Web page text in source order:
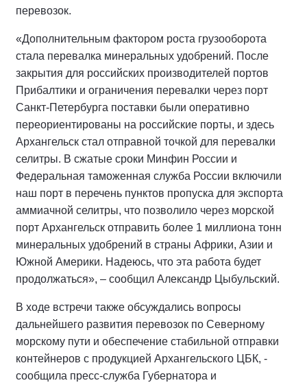
перевозок.
«Дополнительным фактором роста грузооборота
стала перевалка минеральных удобрений. После
закрытия для российских производителей портов
Прибалтики и ограничения перевалки через порт
Санкт-Петербурга поставки были оперативно
переориентированы на российские порты, и здесь
Архангельск стал отправной точкой для перевалки
селитры. В сжатые сроки Минфин России и
Федеральная таможенная служба России включили
наш порт в перечень пунктов пропуска для экспорта
аммиачной селитры, что позволило через морской
порт Архангельск отправить более 1 миллиона тонн
минеральных удобрений в страны Африки, Азии и
Южной Америки. Надеюсь, что эта работа будет
продолжаться», – сообщил Александр Цыбульский.
В ходе встречи также обсуждались вопросы
дальнейшего развития перевозок по Северному
морскому пути и обеспечение стабильной отправки
контейнеров с продукцией Архангельского ЦБК, -
сообщила пресс-служба Губернатора и